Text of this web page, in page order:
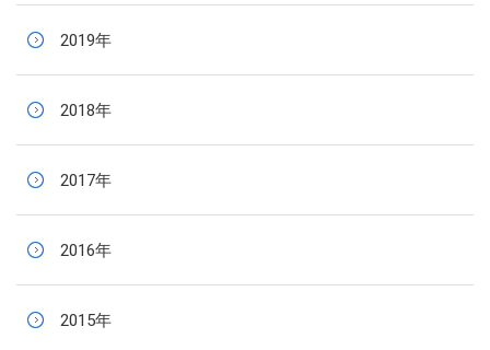
2019年
2018年
2017年
2016年
2015年